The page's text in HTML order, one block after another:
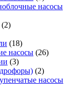
насосы
(2)
(18)
насосы (26)
(3)
(2)
насосы